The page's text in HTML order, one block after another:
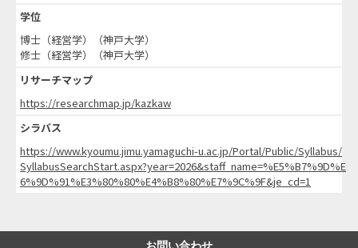
学位
博士（経営学）（神戸大学）
修士（経営学）（神戸大学）
リサーチマップ
https://researchmap.jp/kazkaw
シラバス
https://www.kyoumu.jimu.yamaguchi-u.ac.jp/Portal/Public/Syllabus/
SyllabusSearchStart.aspx?year=2026&staff_name=%E5%B7%9D%E
6%9D%91%E3%80%80%E4%B8%80%E7%9C%9F&je_cd=1